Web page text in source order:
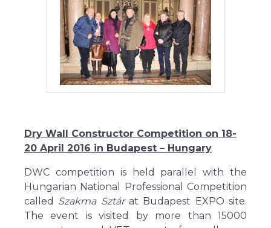
Dry Wall Constructor Competition on 18-
20 April 2016 in Budapest – Hungary
DWC competition is held parallel with the
Hungarian National Professional Competition
called Szakma Sztár at Budapest EXPO site.
The event is visited by more than 15000